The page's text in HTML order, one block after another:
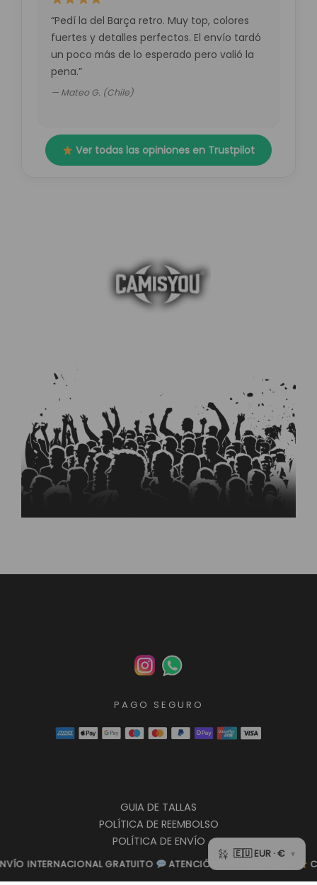
GRATUITO ATENCIÓN POR WHATSAPP
GRATUITO ATENCIÓN POR WHATSAPP
“Pedí la del Barça retro. Muy top, colores
fuertes y detalles perfectos. El envío tardó
un poco más de lo esperado pero valió la
pena.”
— Mateo G. (Chile)
Ver todas las opiniones en Trustpilot
PAGO SEGURO
GUIA DE TALLAS
POLÍTICA DE REEMBOLSO
POLÍTICA DE ENVÍO
POLÍTICA DE PRIVACIDAD